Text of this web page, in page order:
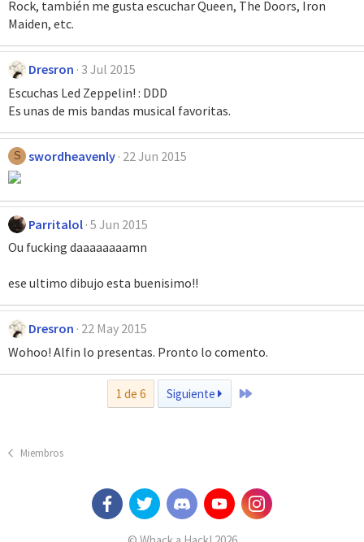
Rock, también me gusta escuchar Queen, The Doors, Iron
Maiden, etc.
Dresron 3 Jul 2015
Escuchas Led Zeppelin! : DDD
Es unas de mis bandas musical favoritas.
S swordheavenly 22 Jun 2015
Parritalol 5 Jun 2015
Ou fucking daaaaaaaamn
ese ultimo dibujo esta buenisimo!!
Dresron 22 May 2015
Wohoo! Alfin lo presentas. Pronto lo comento.
1 de 6 Siguiente Último
Miembros